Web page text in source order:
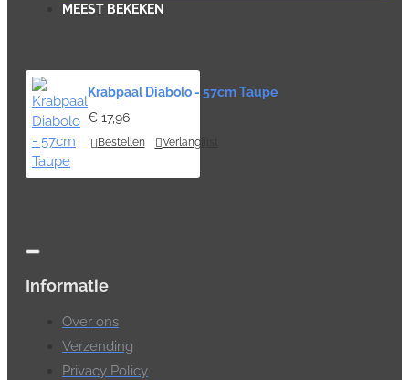
MEEST BEKEKEN
Krabpaal Diabolo - 57cm Taupe
€ 17,96
Bestellen Verlanglijst
Informatie
Over ons
Verzending
Privacy Policy